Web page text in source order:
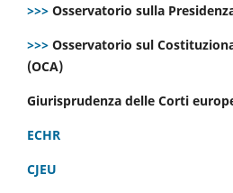
>>> Osservatorio sulla
>>> Osservatorio sul
(OCA)
Giurisprudenza delle Corti
ECHR
CJEU